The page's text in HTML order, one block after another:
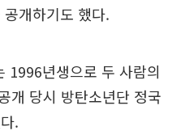
개하기도 했다.
1996년생으로 두 사람의
개 당시 방탄소년단 정국
.